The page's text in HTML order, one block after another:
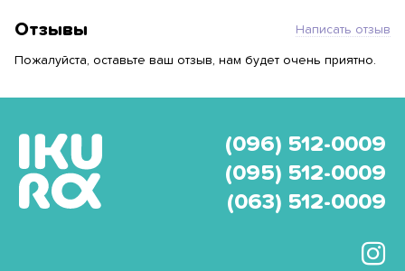
Отзывы Написать отзыв
Пожалуйста, оставьте ваш отзыв, нам будет очень приятно.
(096) 512-0009
(095) 512-0009
(063) 512-0009